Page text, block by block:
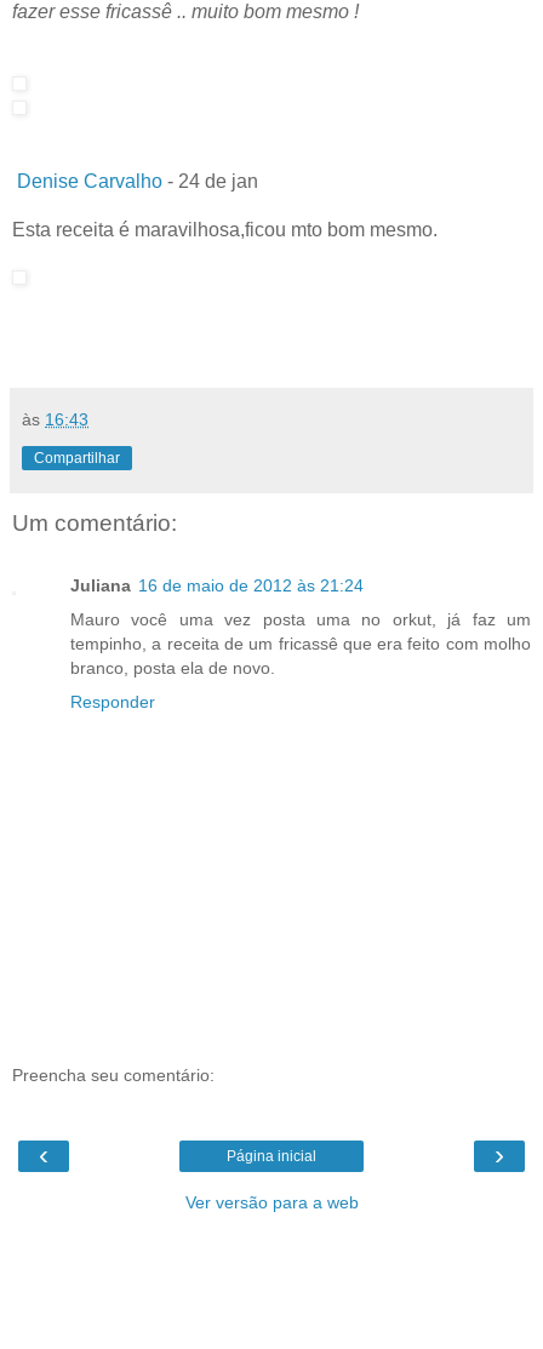
fazer esse fricassê .. muito bom mesmo !
Denise Carvalho - 24 de jan
Esta receita é maravilhosa,ficou mto bom mesmo.
às 16:43
Compartilhar
Um comentário:
Juliana 16 de maio de 2012 às 21:24
Mauro você uma vez posta uma no orkut, já faz um
tempinho, a receita de um fricassê que era feito com molho
branco, posta ela de novo.
Responder
Preencha seu comentário:
‹ ›
Página inicial
Ver versão para a web